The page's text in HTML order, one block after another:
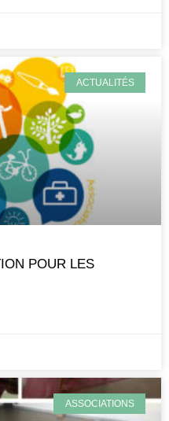
ACTUALITÉS
POUR LES
ASSOCIATIONS